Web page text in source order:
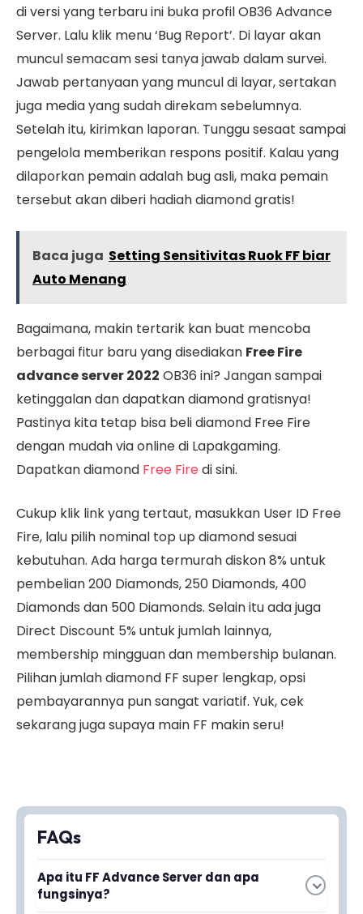
di versi yang terbaru ini buka profil OB36 Advance
Server. Lalu klik menu ‘Bug Report’. Di layar akan
muncul semacam sesi tanya jawab dalam survei.
Jawab pertanyaan yang muncul di layar, sertakan
juga media yang sudah direkam sebelumnya.
Setelah itu, kirimkan laporan. Tunggu sesaat sampai
pengelola memberikan respons positif. Kalau yang
dilaporkan pemain adalah bug asli, maka pemain
tersebut akan diberi hadiah diamond gratis!
Baca juga Setting Sensitivitas Ruok FF biar
Auto Menang
Bagaimana, makin tertarik kan buat mencoba
berbagai fitur baru yang disediakan Free Fire
advance server 2022 OB36 ini? Jangan sampai
ketinggalan dan dapatkan diamond gratisnya!
Pastinya kita tetap bisa beli diamond Free Fire
dengan mudah via online di Lapakgaming.
Dapatkan diamond Free Firedi sini.
Cukup klik link yang tertaut, masukkan User ID Free
Fire, lalu pilih nominal top up diamond sesuai
kebutuhan. Ada harga termurah diskon 8% untuk
pembelian 200 Diamonds, 250 Diamonds, 400
Diamonds dan 500 Diamonds. Selain itu ada juga
Direct Discount 5% untuk jumlah lainnya,
membership mingguan dan membership bulanan.
Pilihan jumlah diamond FF super lengkap, opsi
pembayarannya pun sangat variatif. Yuk, cek
sekarang juga supaya main FF makin seru!
FAQs
Apa itu FF Advance Server dan apa
fungsinya?